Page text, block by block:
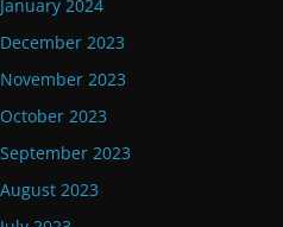
January 2024
December 2023
November 2023
October 2023
September 2023
August 2023